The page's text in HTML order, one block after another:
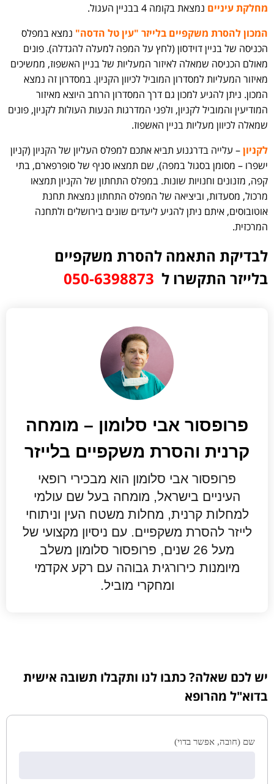
מחלקת עיניים נמצאת בקומה 4 בבניין העגול.
המכון להסרת משקפיים בלייזר "עין טל הדסה" נמצא במפלס
הכניסה של בניין דוידסון (לחץ על המפה למעלה להגדלה). פונים
מאולם הכניסה שמאלה לאיזור המעליות של בניין האשפוז, ממשיכים
מאיזור המעליות למסדרון המוביל לכיוון הקניון. במסדרון זה נמצא
המכון. ניתן להגיע למכון גם דרך המסדרון הרחב היוצא מאיזור
המודיעין והמוביל לקניון, ולפני המדרגות הנעות העולות לקניון, פונים
שמאלה לכיוון מעליות בניין האשפוז.
לקניון– עלייה בדרגנוע תביא אתכם למפלס העליון של הקניון (קניון
ישפרו – מסומן בסגול במפה), שם תמצאו סניף של סופרפארם, בתי
קפה, מזנונים וחנויות שונות. במפלס התחתון של הקניון תמצאו
מרכול, מסעדות, וביציאה של המפלס התחתון נמצאת תחנת
אוטובוסים, איתם ניתן להגיע ליעדים שונים בירושלים ולתחנה
המרכזית.
לבדיקת התאמה להסרת משקפיים
בלייזר התקשרו ל 050-6398873
פרופסור אבי סלומון – מומחה
קרנית והסרת משקפיים בלייזר
פרופסור אבי סלומון הוא מבכירי רופאי
העיניים בישראל, מומחה בעל שם עולמי
למחלות קרנית, מחלות משטח העין וניתוחי
לייזר להסרת משקפיים. עם ניסיון מקצועי של
מעל 26 שנים, פרופסור סלומון משלב
מיומנות כירורגית גבוהה עם רקע אקדמי
ומחקרי מוביל.
יש לכם שאלה? כתבו לנו ותקבלו תשובה אישית
בדוא"ל מהרופא
שם (חובה, אפשר בדוי)